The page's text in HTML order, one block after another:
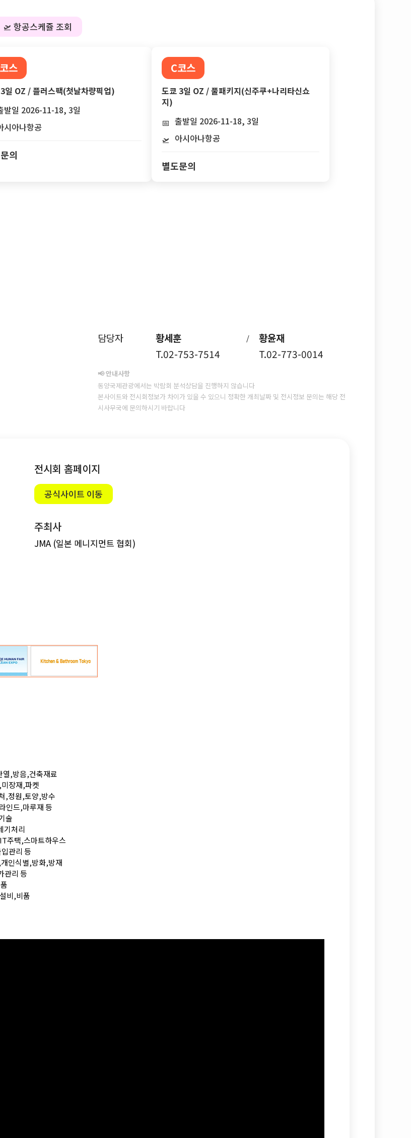
🛫 항공스케쥴 조회
스
일 OZ / 플러스팩(첫날차량픽업)
발일 2026-11-18, 3일
시아나항공
의
C코스
도쿄 3일 OZ / 풀패키지(신주쿠+나리타신쇼
지)
📅 출발일 2026-11-18, 3일
🛫 아시아나항공
별도문의
담당자 황세훈 /
황윤재
T.02-753-7514
T.02-773-0014
📢 안내사항
동양국제관광에서는 박람회 분석상담을 진행하지 않습니다
본사이트와 전시회정보가 차이가 있을 수 있으니 정확한 개최날짜 및 전시정보 문의는 해당 전
시사무국에 문의하시기 바랍니다
전시회 홈페이지
공식사이트 이동
주최사
JMA (일본 메니지먼트 협회)
,방음,건축재료
장재,파켓
,정원,토양,방수
인드,마루재 등
술
기처리
주택,스마트하우스
관리 등
인식별,방화,방재
관리 등
비,비품